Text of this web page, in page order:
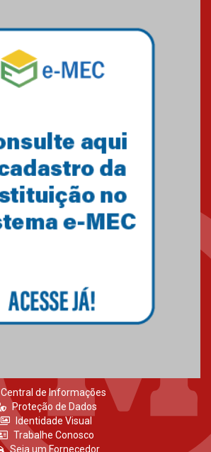
Central de Informações
Proteção de Dados
Identidade Visual
Trabalhe Conosco
Seja um Fornecedor